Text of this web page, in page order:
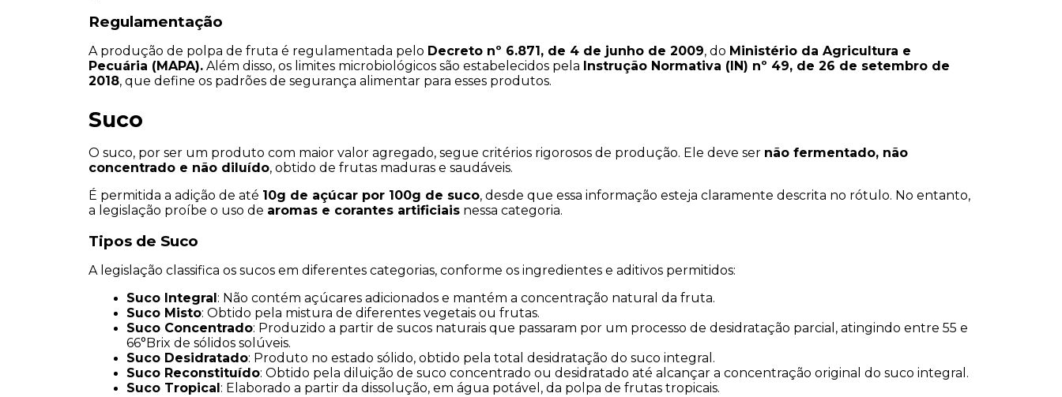
Regulamentação
A produção de polpa de fruta é regulamentada pelo Decreto nº 6.871, de 4 de junho de 2009, do Ministério da Agricultura e
Pecuária (MAPA). Além disso, os limites microbiológicos são estabelecidos pela Instrução Normativa (IN) nº 49, de 26 de setembro de
2018, que define os padrões de segurança alimentar para esses produtos.
Suco
O suco, por ser um produto com maior valor agregado, segue critérios rigorosos de produção. Ele deve ser não fermentado, não
concentrado e não diluído, obtido de frutas maduras e saudáveis.
É permitida a adição de até 10g de açúcar por 100g de suco, desde que essa informação esteja claramente descrita no rótulo. No entanto,
a legislação proíbe o uso de aromas e corantes artificiais nessa categoria.
Tipos de Suco
A legislação classifica os sucos em diferentes categorias, conforme os ingredientes e aditivos permitidos:
Suco Integral: Não contém açúcares adicionados e mantém a concentração natural da fruta.
Suco Misto: Obtido pela mistura de diferentes vegetais ou frutas.
Suco Concentrado: Produzido a partir de sucos naturais que passaram por um processo de desidratação parcial, atingindo entre 55 e
66°Brix de sólidos solúveis.
Suco Desidratado: Produto no estado sólido, obtido pela total desidratação do suco integral.
Suco Reconstituído: Obtido pela diluição de suco concentrado ou desidratado até alcançar a concentração original do suco integral.
Suco Tropical: Elaborado a partir da dissolução, em água potável, da polpa de frutas tropicais.